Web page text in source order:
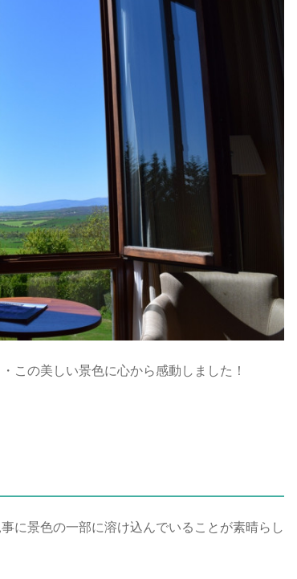
この美しい景色に心から感動しました！
に景色の一部に溶け込んでいることが素晴らし